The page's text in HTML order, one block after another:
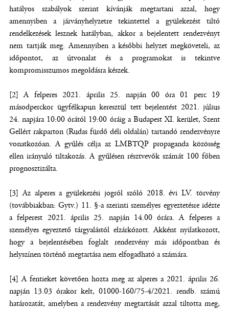
hatályos szabályok szerint kívánják megtartani azzal, hogy
amennyiben a járványhelyzetre tekintettel a gyülekezést tiltó
rendelkezések lesznek hatályban, akkor a bejelentett rendezvényt
nem tartják meg. Amennyiben a későbbi helyzet megköveteli, az
időpontot, az útvonalat és a programokat is tekintve
kompromisszumos megoldásra készek.
[2] A felperes 2021. április 25. napján 00 óra 01 perc 19
másodperckor ügyfélkapun keresztül tett bejelentést 2021. július
24. napjára 10:00 órától 19:00 óráig a Budapest XI. kerület, Szent
Gellért rakparton (Rudas fürdő déli oldalán) tartandó rendezvényre
vonatkozóan. A gyűlés célja az LMBTQP propaganda közösség
ellen irányuló tiltakozás. A gyűlésen résztvevők számát 100 főben
prognosztizálta.
[3] Az alperes a gyülekezési jogról szóló 2018. évi LV. törvény
(továbbiakban: Gytv.) 11. §-a szerinti személyes egyeztetésre idézte
a felperest 2021. április 25. napján 14.00 órára. A felperes a
személyes egyeztető tárgyalástól elzárkózott. Akként nyilatkozott,
hogy a bejelentésében foglalt rendezvény más időpontban és
helyszínen történő megtartása nem elfogadható a számára.
[4] A fentieket követően hozta meg az alperes a 2021. április 26.
napján 13.03 órakor kelt, 01000-160/75-4/2021. rendb. számú
határozatát, amelyben a rendezvény megtartását azzal tiltotta meg,